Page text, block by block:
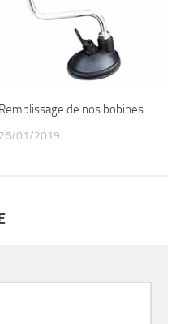
Remplissage de nos bobines
26/01/2019